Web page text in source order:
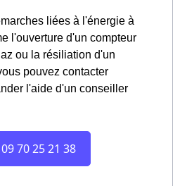
liées à l'énergie à
l'ouverture d'un compteur
ou la résiliation d'un
pouvez contacter
l'aide d'un conseiller